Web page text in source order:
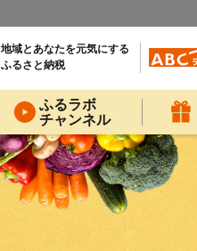
地域とあなたを元気にする
ふるさと納税
ふるラボ
チャンネル